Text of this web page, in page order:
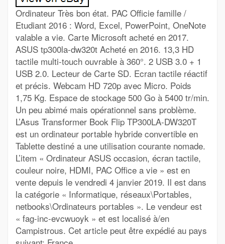
Ordinateur Très bon état. PAC Officie famille /
Etudiant 2016 : Word, Excel, PowerPoint, OneNote
valable a vie. Carte Microsoft acheté en 2017.
ASUS tp300la-dw320t Acheté en 2016. 13,3 HD
tactile multi-touch ouvrable à 360°. 2 USB 3.0 + 1
USB 2.0. Lecteur de Carte SD. Ecran tactile réactif
et précis. Webcam HD 720p avec Micro. Poids
1,75 Kg. Espace de stockage 500 Go à 5400 tr/min.
Un peu abimé mais opérationnel sans problème.
L’Asus Transformer Book Flip TP300LA-DW320T
est un ordinateur portable hybride convertible en
Tablette destiné a une utilisation courante nomade.
L’item « Ordinateur ASUS occasion, écran tactile,
couleur noire, HDMI, PAC Office a vie » est en
vente depuis le vendredi 4 janvier 2019. Il est dans
la catégorie « Informatique, réseaux\Portables,
netbooks\Ordinateurs portables ». Le vendeur est
« fag-inc-evcwuoyk » et est localisé à/en
Campistrous. Cet article peut être expédié au pays